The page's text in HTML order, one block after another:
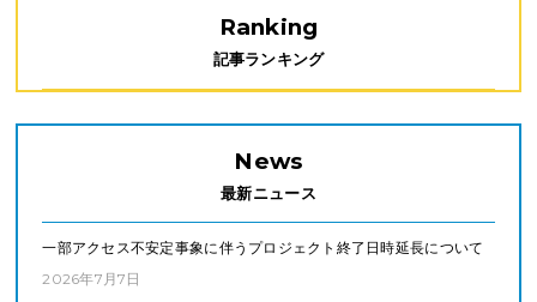
Ranking
記事ランキング
News
最新ニュース
一部アクセス不安定事象に伴うプロジェクト終了日時延長について
2026年7月7日